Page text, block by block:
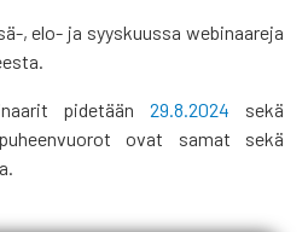
, elo- ja syyskuussa webinaareja
pidetään29.8.2024 sekä
ovat samat sekä